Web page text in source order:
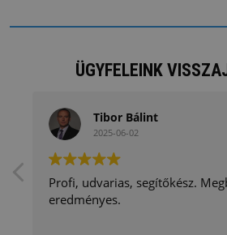
ÜGYFELEINK
Tibor Bálint
2025-06-02
Profi, udvarias, segítőkész.
eredményes.